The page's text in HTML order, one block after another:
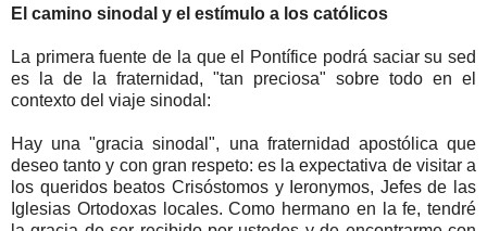
El camino sinodal y el estímulo a los católicos
La primera fuente de la que el Pontífice podrá saciar su sed
es la de la fraternidad, "tan preciosa" sobre todo en el
contexto del viaje sinodal:
Hay una "gracia sinodal", una fraternidad apostólica que
deseo tanto y con gran respeto: es la expectativa de visitar a
los queridos beatos Crisóstomos y Ieronymos, Jefes de las
Iglesias Ortodoxas locales. Como hermano en la fe, tendré